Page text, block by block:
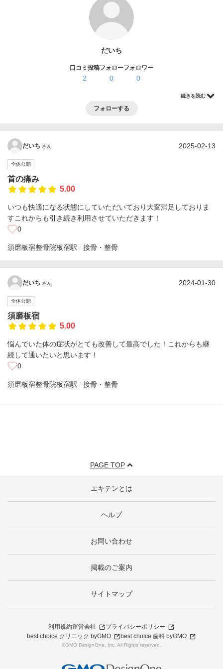
だいち
口コミ投稿
2
フォロー
0
フォロワー
0
続きを読む
フォローする
だいち さん 2025-02-13
全体公開
首の痛み
5.00
いつも快適になる状態にしていただいており大変満足しておりま
すこれからも引き続き利用させていただきます！
0
須磨板宿整骨院板宿駅 接骨・整骨
だいち さん 2024-01-30
全体公開
須磨板宿
5.00
悩んでいた体の症状がとても改善して最高でした！これからも継
続して通いたいと思います！
0
須磨板宿整骨院板宿駅 接骨・整骨
PAGE TOP
エキテンとは
ヘルプ
お問い合わせ
掲載のご案内
サイトマップ
利用規約運営会社
プライバシーポリシー
best choice クリニック byGMO
best choice 歯科 byGMO
©GMO DesignOne, Inc. All Rights reserved.